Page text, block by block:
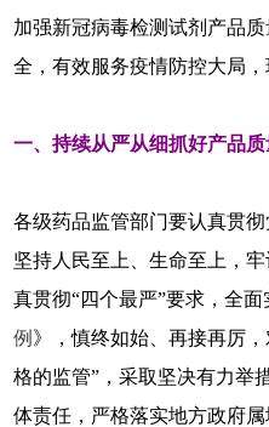
加强新冠病毒检测试剂产品
全，有效服务疫情防控大局
一、持续从严从细抓好产品
各级药品监管部门要认真贯
坚持人民至上、生命至上，
真贯彻“四个最严”要求，全面
例 》，慎终如始、再接再厉
格的监管”，采取坚决有力举
体责任，严格落实地方政府